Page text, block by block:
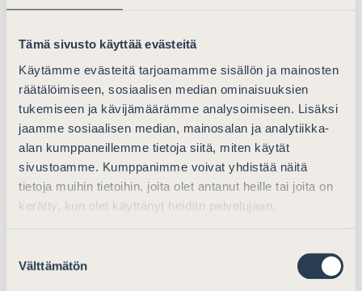
Tämä sivusto käyttää evästeitä
Käytämme evästeitä tarjoamamme sisällön ja mainosten
räätälöimiseen, sosiaalisen median ominaisuuksien
tukemiseen ja kävijämäärämme analysoimiseen. Lisäksi
jaamme sosiaalisen median, mainosalan ja analytiikka-
alan kumppaneillemme tietoja siitä, miten käytät
sivustoamme. Kumppanimme voivat yhdistää näitä
tietoja muihin tietoihin, joita olet antanut heille tai joita on
kerätty, kun olet käyttänyt heidän palvelujaan.
valinta
Välttämätön
Liikesalaisuuksien yhdenmukainen
suoja
Suomen Asianajajat huomioi, että
patenttilakiehdotuksessa esitetään sisällytettäväksi
säännös liikesalaisuuksia sisältävien asiakirjojen
salassapidosta. Pykälä vastaa voimassa olevaa lakia
jossa säädetään, että mikäli patenttiviranomaiselle
toimitettu asiakirja sisältää liikesalaisuuden ja jollei
tämä koske keksintöä, johon patenttia haetaan tai jolle
patentti on myönnetty, patenttiviranomainen voi
ole julkinen. Pykälän mukaan asiakirja tulee julkiseksi
vasta, kun salassapitovaatimus on hylätty